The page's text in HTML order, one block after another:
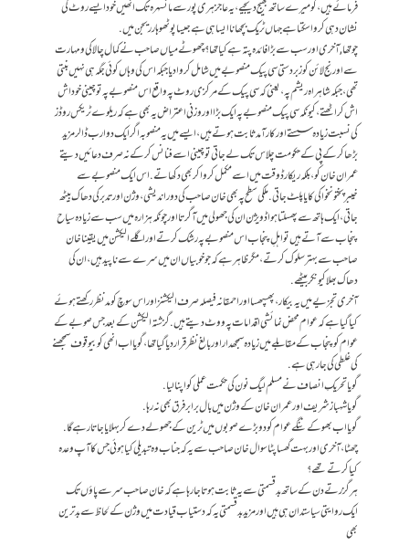
فرمائے ہیں، کو میرے ساتھ بھیج دیجیے، یہ عاجز ہری پور سے مانسہرہ تک انھیں خود ایسے روٹ کی
نشان دہی کروا سکتا ہے جہاں ٹریک بچھانا ایسا ہی ہے جیسا پوٹھوہار ریجن میں.
چوتھا, آخری اور سب سے بڑا فائدہ پتہ ہے کیا تھا؟ چھوٹے میاں صاحب نے کمال چالاکی و مہارت
سے اورنج لائن کو زبردستی سی پیک منصوبے میں شامل کروا دیا جبکہ اس کی وہاں کوئی جگہ ہی نہیں بنتی
تھی، جبکہ شاہراہ ریشم پہ، یعنی کہ سی پیک کے مرکزی روٹ پہ واقع اس منصوبے پہ تو چینی خود اش
اش کر اٹھتے، کیونکہ سی پیک منصوبے پہ ایک بڑا اور وزنی اعتراض یہ بھی ہے کہ ریلوے ٹریکس روڈز
کی نسبت زیادہ سستے اور کارآمد ثابت ہوتے ہیں، ایسے میں یہ منصوبہ اگر ایک دو ارب ڈالر مزید
بڑھا کر کے پی کے حکومت چلاس تک لے جاتی تو چینی اسے فنانس کر کے نہ صرف دعائیں دیتے
عمران خان کو، بلکہ ریکارڈ وقت میں اسے مکمل کروا کر بھی دکھاتے. اس ایک منصوبے سے
خیبرپختونخوا کی کایا پلٹ جاتی. ملکی سطح پہ بھی خان صاحب کی دوراندیشی، وژن اور تدبر کی دھاک بیٹھ
جاتی، ایک ہاتھ سے پھسلتا ہوا ڈویژن ان کی جھولی میں آ گرتا اور چونکہ ہزارہ میں سب سے زیادہ سیاح
پنجاب سے آتے ہیں تو اہلِ پنجاب اس منصوبے پہ رشک کرتے اور اگلے الیکشن میں یقینا خان
صاحب سے بہتر سلوک کرتے، مگر ظاہر ہے کہ جو خوبیاں ان میں سرے سے ناپید ہیں، ان کی
دھاک بھلا کیونکر بیٹھے.
آخری تجزیے میں یہ بیکار، پھسپھسا اور احمقانہ فیصلہ صرف الیکشنز اور اس سوچ کو مدنظر رکھتے ہوئے
کیا گیا ہے کہ عوام محض نمائشی اقدامات پہ ووٹ دیتے ہیں. گزشتہ الیکشن کے بعد جس صوبے کے
عوام کو پنجاب کے مقابلے میں زیادہ سمجھدار اور بالغ نظر قرار دیا گیا تھا، گویا اب انھی کو بیوقوف سمجھنے
کی غلطی کی جا رہی ہے.
گویا تحریکِ انصاف نے مسلم لیگ نون کی حکمت عملی کو اپنا لیا.
گویا شہباز شریف اور عمران خان کے وژن میں بال برابر فرق بھی نہ رہا.
گویا اب بھوکے ننگے عوام کو دو بڑے صوبوں میں ٹرین کے جھولے دے کر بہلایا جاتا رہے گا.
چھٹا، آخری اور بہت گھسا پٹا سوال خان صاحب سے یہ کہ جناب وہ تبدیلی کیا ہوئی جس کا آپ وعدہ
کیا کرتے تھے؟
ہر گزرتے دن کے ساتھ بدقسمتی سے یہ ثابت ہوتا جا رہا ہے کہ خان صاحب سر سے پاؤں تک
ایک روایتی سیاستدان ہی ہیں اور مزید بدقسمتی یہ کہ دستیاب قیادت میں وژن کے لحاظ سے بدترین
بھی